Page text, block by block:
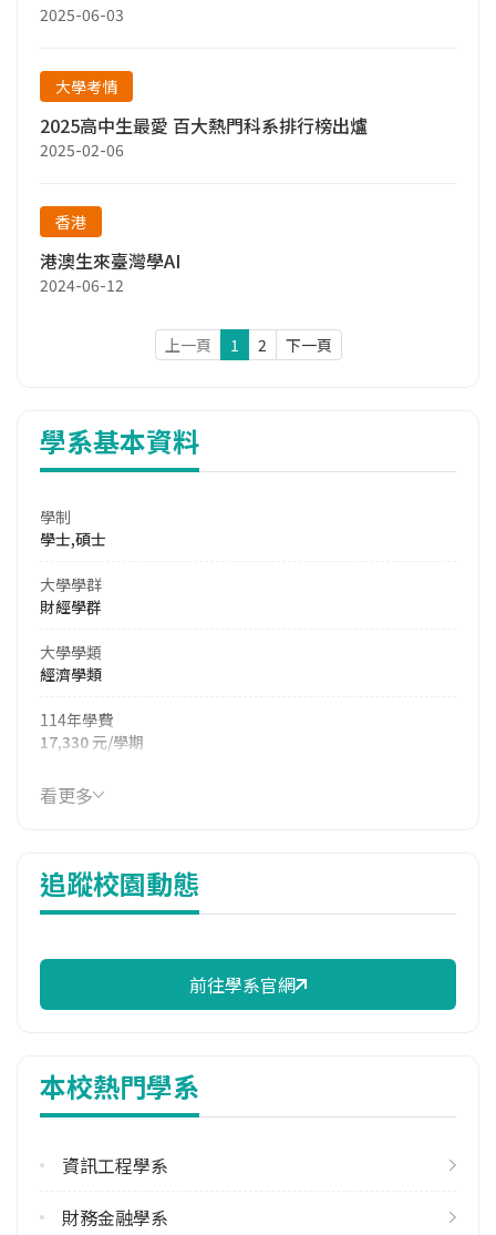
2025-06-03
大學考情
2025高中生最愛 百大熱門科系排行榜出爐
2025-02-06
香港
港澳生來臺灣學AI
2024-06-12
上一頁 1 2 下一頁
學系基本資料
學制
學士,碩士
大學學群
財經學群
大學學類
經濟學類
114年學費
17,330 元/學期
114年雜費
7,540 元/學期
100.00%
校際選課人數
113學年度下學期
修輔系人數
113學年度上學期
32
看更多
追蹤校園動態
前往學系官網
本校熱門學系
資訊工程學系
財務金融學系